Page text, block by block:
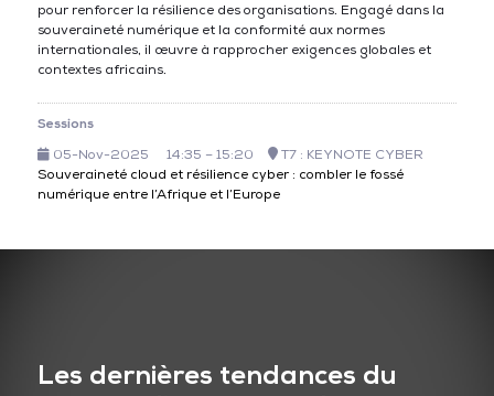
pour renforcer la résilience des organisations. Engagé dans la
souveraineté numérique et la conformité aux normes
internationales, il œuvre à rapprocher exigences globales et
contextes africains.
Sessions
05-Nov-2025
14:35 – 15:20
T7 : KEYNOTE CYBER
Souveraineté cloud et résilience cyber : combler le fossé
numérique entre l’Afrique et l’Europe
Les dernières tendances du